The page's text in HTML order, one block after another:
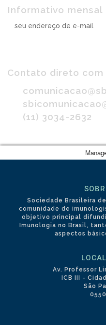
Informativo mensal
Contato direto com
(11) 3034-2632
Sociedade Brasileira
comunidade de
objetivo principal
Imunologia no Brasil,
aspectos
Av. Professor
ICB III -
São